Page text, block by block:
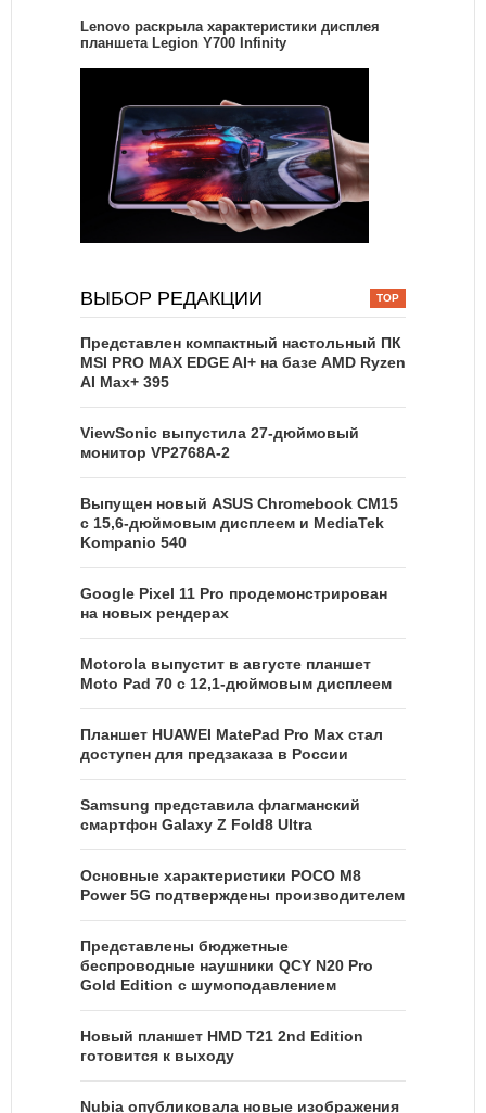
Lenovo раскрыла характеристики дисплея
планшета Legion Y700 Infinity
ВЫБОР РЕДАКЦИИ
Представлен компактный настольный ПК
MSI PRO MAX EDGE AI+ на базе AMD Ryzen
AI Max+ 395
ViewSonic выпустила 27-дюймовый
монитор VP2768A-2
Выпущен новый ASUS Chromebook CM15
с 15,6-дюймовым дисплеем и MediaTek
Kompanio 540
Google Pixel 11 Pro продемонстрирован
на новых рендерах
Motorola выпустит в августе планшет
Moto Pad 70 с 12,1-дюймовым дисплеем
Планшет HUAWEI MatePad Pro Max стал
доступен для предзаказа в России
Samsung представила флагманский
смартфон Galaxy Z Fold8 Ultra
Основные характеристики POCO M8
Power 5G подтверждены производителем
Представлены бюджетные
беспроводные наушники QCY N20 Pro
Gold Edition с шумоподавлением
Новый планшет HMD T21 2nd Edition
готовится к выходу
Nubia опубликовала новые изображения